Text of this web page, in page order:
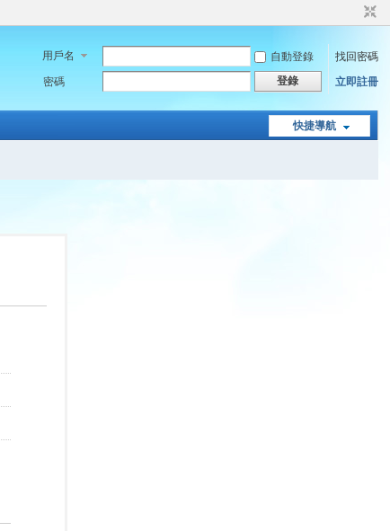
用戶名 自動登錄
找回密碼
密碼
登錄 立即註冊
快捷導航